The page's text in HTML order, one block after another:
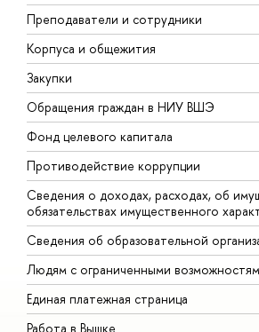
Преподаватели и сотрудники
Корпуса и общежития
Закупки
Обращения граждан в НИУ ВШЭ
Фонд целевого капитала
Противодействие коррупции
Сведения о доходах, расходах, об
обязательствах имущественного
Сведения об образовательной
Людям с ограниченными
Единая платежная страница
Работа в Вышке